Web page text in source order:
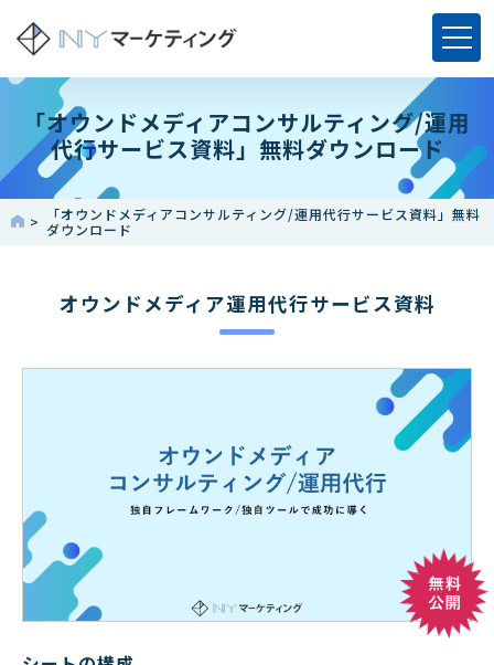
「オウンドメディアコンサルティング/運用
代行サービス資料」無料ダウンロード
「オウンドメディアコンサルティング/運用代行サービス資料」無料
ダウンロード
オウンドメディア運用代行サービス資料